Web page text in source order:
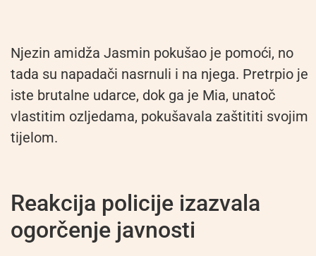
Njezin amidža Jasmin pokušao je pomoći, no
tada su napadači nasrnuli i na njega. Pretrpio je
iste brutalne udarce, dok ga je Mia, unatoč
vlastitim ozljedama, pokušavala zaštititi svojim
tijelom.
Reakcija policije izazvala
ogorčenje javnosti